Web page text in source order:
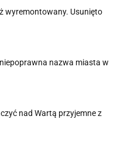
wyremontowany. Usunięto
nazwa miasta w
nad Wartą przyjemne z